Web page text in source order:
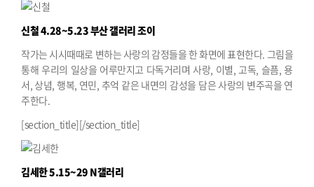
신철4.28~5.23 부산 갤러리 조이
작가는 시시때때로 변하는 사랑의 감정들을 한 화면에 표현한다. 그림을
통해 우리의 일상을 어루만지고 다독거리며 사랑, 이별, 고독, 슬픔, 용
서, 상념, 행복, 연민, 추억 같은 내면의 감성을 담은 사랑의 변주곡을 연
주한다.
[section_title][/section_title]
김세한5.15~29 N갤러리